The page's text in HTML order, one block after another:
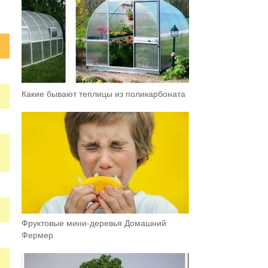
Какие бывают теплицы из поликарбоната
Фруктовыe мини-деревья Домашний
Фермер